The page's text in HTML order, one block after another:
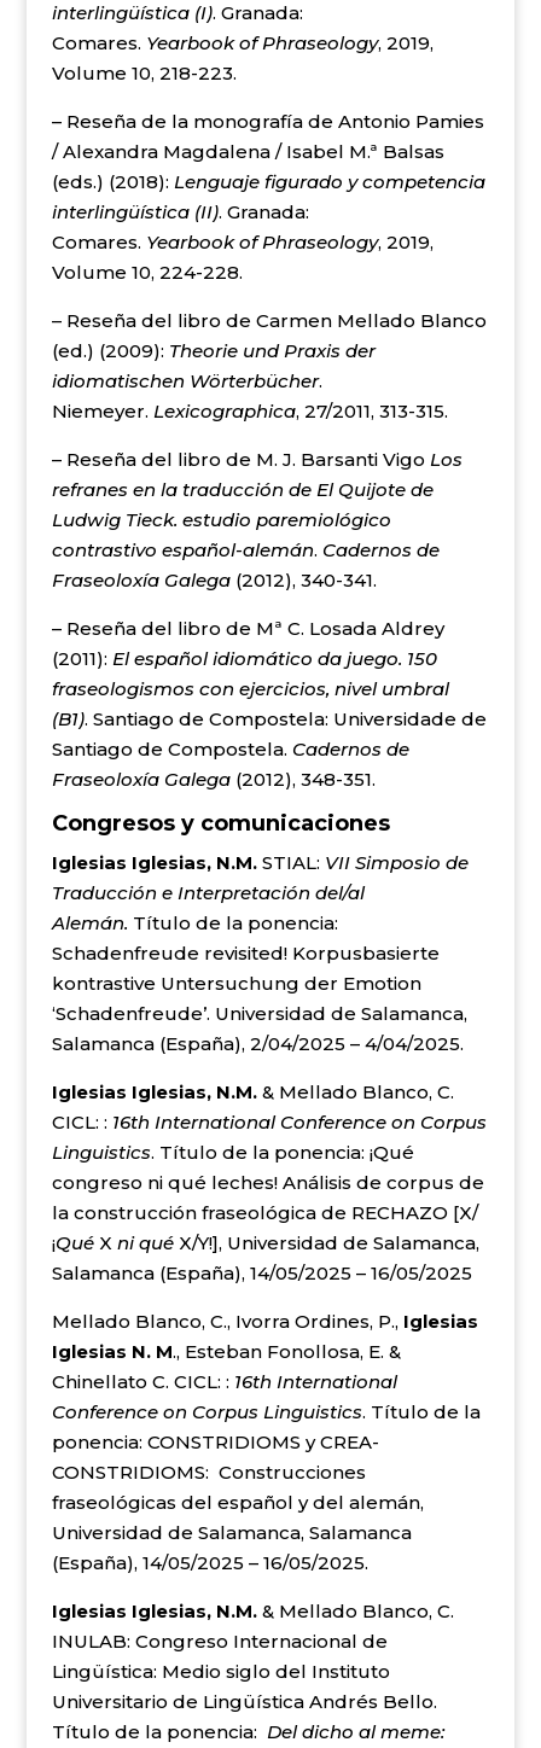
interlingüística (I). Granada:
Comares. Yearbook of Phraseology, 2019,
Volume 10, 218-223.
– Reseña de la monografía de Antonio Pamies
/ Alexandra Magdalena / Isabel M.ª Balsas
(eds.) (2018): Lenguaje figurado y competencia
interlingüística (II). Granada:
Comares. Yearbook of Phraseology, 2019,
Volume 10, 224-228.
– Reseña del libro de Carmen Mellado Blanco
(ed.) (2009): Theorie und Praxis der
idiomatischen Wörterbücher.
Niemeyer. Lexicographica, 27/2011, 313-315.
– Reseña del libro de M. J. Barsanti Vigo Los
refranes en la traducción de El Quijote de
Ludwig Tieck. estudio paremiológico
contrastivo español-alemán. Cadernos de
Fraseoloxía Galega (2012), 340-341.
– Reseña del libro de Mª C. Losada Aldrey
(2011): El español idiomático da juego. 150
fraseologismos con ejercicios, nivel umbral
(B1). Santiago de Compostela: Universidade de
Santiago de Compostela. Cadernos de
Fraseoloxía Galega (2012), 348-351.
Congresos y comunicaciones
Iglesias Iglesias, N.M.STIAL: VII Simposio de
Traducción e Interpretación del/al
Alemán. Título de la ponencia:
Schadenfreude revisited! Korpusbasierte
kontrastive Untersuchung der Emotion
‘Schadenfreude’. Universidad de Salamanca,
Salamanca (España), 2/04/2025 – 4/04/2025.
Iglesias Iglesias, N.M.& Mellado Blanco, C.
CICL: : 16th International Conference on Corpus
Linguistics. Título de la ponencia: ¡Qué
congreso ni qué leches! Análisis de corpus de
la construcción fraseológica de RECHAZO [X/
¡QuéX ni quéX/Y!], Universidad de Salamanca,
Salamanca (España), 14/05/2025 – 16/05/2025
Mellado Blanco, C., Ivorra Ordines, P., Iglesias
Iglesias N. M., Esteban Fonollosa, E. &
Chinellato C. CICL: : 16th International
Conference on Corpus Linguistics. Título de la
ponencia: CONSTRIDIOMS y CREA-
CONSTRIDIOMS: Construcciones
fraseológicas del español y del alemán,
Universidad de Salamanca, Salamanca
(España), 14/05/2025 – 16/05/2025.
Iglesias Iglesias, N.M.& Mellado Blanco, C.
INULAB: Congreso Internacional de
Lingüística: Medio siglo del Instituto
Universitario de Lingüística Andrés Bello.
Título de la ponencia: Del dicho al meme: